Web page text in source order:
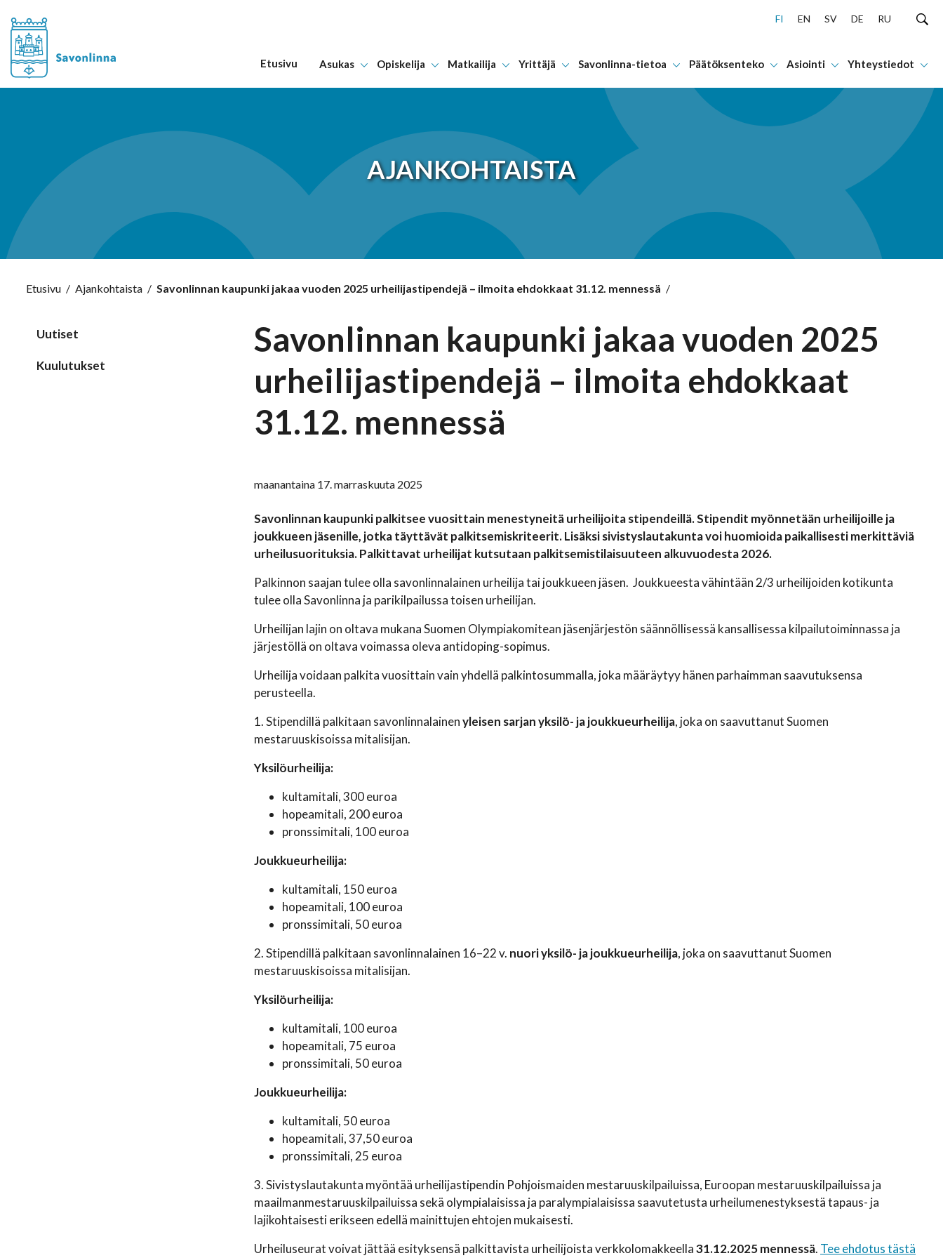
Hyppää sisältöön
FI EN SV DE RU
Etusivu Asukas Opiskelija Matkailija Yrittäjä Savonlinna-tietoa Päätöksenteko Asiointi Yhteystiedot
AJANKOHTAISTA
Etusivu / Ajankohtaista / Savonlinnan kaupunki jakaa vuoden 2025 urheilijastipendejä – ilmoita ehdokkaat 31.12. mennessä /
Uutiset
Kuulutukset
Savonlinnan kaupunki jakaa vuoden 2025
urheilijastipendejä – ilmoita ehdokkaat
31.12. mennessä
maanantaina 17. marraskuuta 2025
Savonlinnan kaupunki palkitsee vuosittain menestyneitä urheilijoita stipendeillä. Stipendit myönnetään urheilijoille ja
joukkueen jäsenille, jotka täyttävät palkitsemiskriteerit. Lisäksi sivistyslautakunta voi huomioida paikallisesti merkittäviä
urheilusuorituksia. Palkittavat urheilijat kutsutaan palkitsemistilaisuuteen alkuvuodesta 2026.
Palkinnon saajan tulee olla savonlinnalainen urheilija tai joukkueen jäsen. Joukkueesta vähintään 2/3 urheilijoiden kotikunta
tulee olla Savonlinna ja parikilpailussa toisen urheilijan.
Urheilijan lajin on oltava mukana Suomen Olympiakomitean jäsenjärjestön säännöllisessä kansallisessa kilpailutoiminnassa ja
järjestöllä on oltava voimassa oleva antidoping-sopimus.
Urheilija voidaan palkita vuosittain vain yhdellä palkintosummalla, joka määräytyy hänen parhaimman saavutuksensa
perusteella.
1. Stipendillä palkitaan savonlinnalainenyleisen sarjanyksilö- ja joukkueurheilija, joka on saavuttanut Suomen
mestaruuskisoissa mitalisijan.
Yksilöurheilija:
kultamitali, 300 euroa
hopeamitali, 200 euroa
pronssimitali, 100 euroa
Joukkueurheilija:
kultamitali, 150 euroa
hopeamitali, 100 euroa
pronssimitali, 50 euroa
2. Stipendillä palkitaan savonlinnalainen 16–22 v. nuori yksilö- ja joukkueurheilija, joka on saavuttanut Suomen
mestaruuskisoissa mitalisijan.
Yksilöurheilija:
kultamitali, 100 euroa
hopeamitali, 75 euroa
pronssimitali, 50 euroa
Joukkueurheilija:
kultamitali, 50 euroa
hopeamitali, 37,50 euroa
pronssimitali, 25 euroa
3. Sivistyslautakunta myöntää urheilijastipendin Pohjoismaiden mestaruuskilpailuissa, Euroopan mestaruuskilpailuissa ja
maailmanmestaruuskilpailuissa sekä olympialaisissa ja paralympialaisissa saavutetusta urheilumenestyksestä tapaus- ja
lajikohtaisesti erikseen edellä mainittujen ehtojen mukaisesti.
Urheiluseurat voivat jättää esityksensä palkittavista urheilijoista verkkolomakkeella31.12.2025 mennessä. Tee ehdotus tästä